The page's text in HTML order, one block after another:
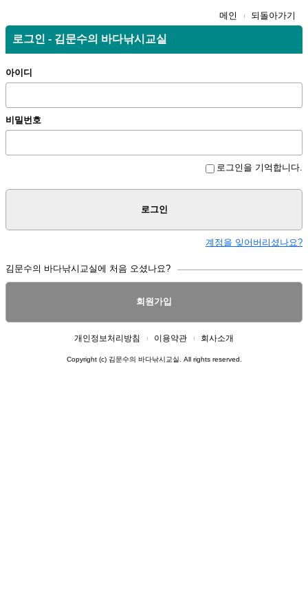
메인 되돌아가기
로그인 - 김문수의 바다낚시교실
아이디
비밀번호
로그인을 기억합니다.
로그인
계정을 잊어버리셨나요?
김문수의 바다낚시교실에 처음 오셨나요?
회원가입
개인정보처리방침 이용약관 회사소개
Copyright (c) 김문수의 바다낚시교실. All rights reserved.